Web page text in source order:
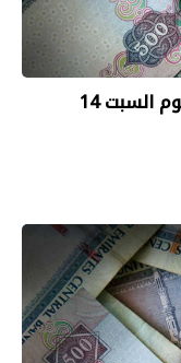
أسعار الدرهم الإماراتي في مصر اليوم السبت 14